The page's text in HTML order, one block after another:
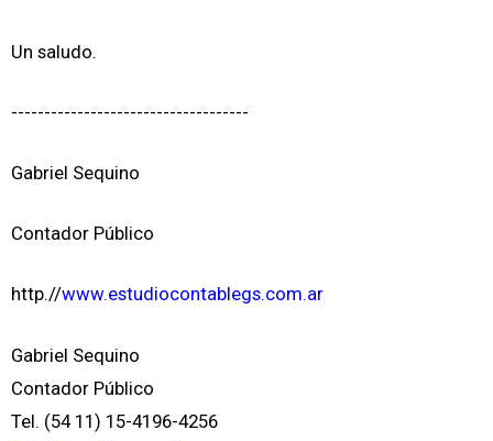
Un saludo.
------------------------------------
Gabriel Sequino
Contador Público
http.//www.estudiocontablegs.com.ar
Gabriel Sequino
Contador Público
Tel. (54 11) 15-4196-4256